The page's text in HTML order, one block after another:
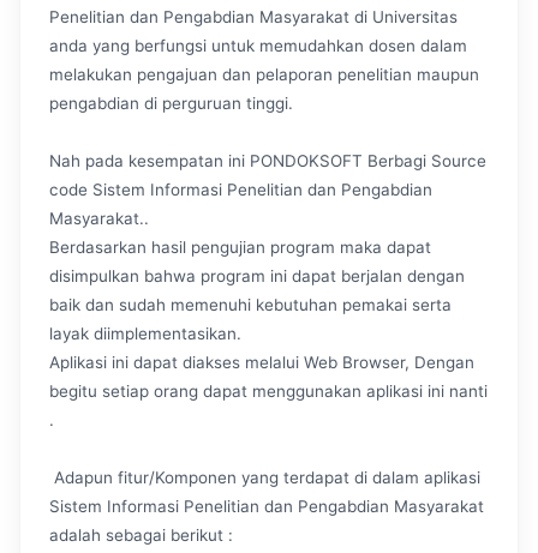
Penelitian dan Pengabdian Masyarakat di Universitas
anda yang berfungsi untuk memudahkan dosen dalam
melakukan pengajuan dan pelaporan penelitian maupun
pengabdian di perguruan tinggi.
Nah pada kesempatan ini PONDOKSOFT Berbagi Source
code Sistem Informasi Penelitian dan Pengabdian
Masyarakat..
Berdasarkan hasil pengujian program maka dapat
disimpulkan bahwa program ini dapat berjalan dengan
baik dan sudah memenuhi kebutuhan pemakai serta
layak diimplementasikan.
Aplikasi ini dapat diakses melalui Web Browser, Dengan
begitu setiap orang dapat menggunakan aplikasi ini nanti
.
Adapun fitur/Komponen yang terdapat di dalam aplikasi
Sistem Informasi Penelitian dan Pengabdian Masyarakat
adalah sebagai berikut :